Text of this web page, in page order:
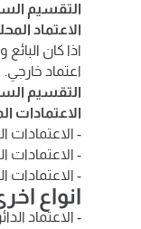
التقسيم
الاعتماد
اذا كان
اعتماد خارجي.
التقسيم
الاعتمادات
-
- الاعتمادات
- الاعتمادات
انواع
- الاعتماد